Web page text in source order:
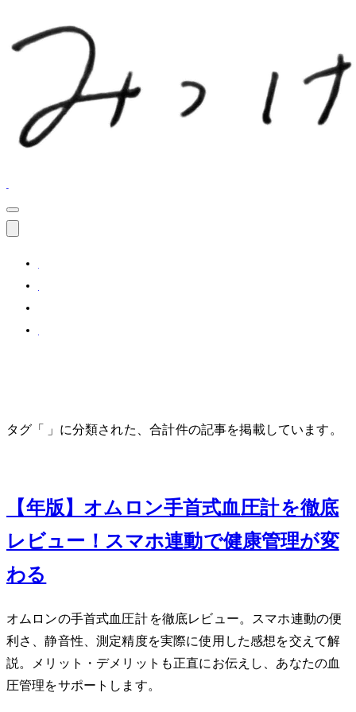
タグ「HEM-6231T2-JE」に分類された、合計 1 件の記事を掲載しています。
【2025年版】オムロン手首式血圧計HEM-6231T2-JEを徹底
レビュー！スマホ連動で健康管理が変
わる
オムロンの手首式血圧計HEM-6231T2-JEを徹底レビュー。スマホ連動の便
利さ、静音性、測定精度を実際に使用した感想を交えて解
説。メリット・デメリットも正直にお伝えし、あなたの血
圧管理をサポートします。